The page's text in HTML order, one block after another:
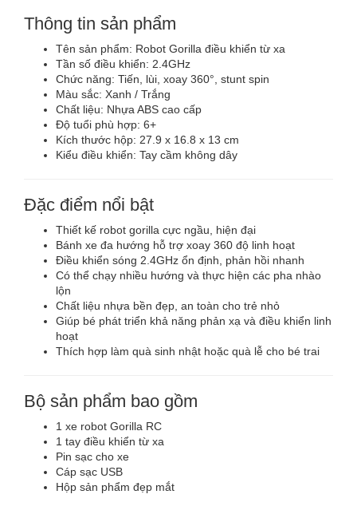
Thông tin sản phẩm
Tên sản phẩm: Robot Gorilla điều khiển từ xa
Tần số điều khiển: 2.4GHz
Chức năng: Tiến, lùi, xoay 360°, stunt spin
Màu sắc: Xanh / Trắng
Chất liệu: Nhựa ABS cao cấp
Độ tuổi phù hợp: 6+
Kích thước hộp: 27.9 x 16.8 x 13 cm
Kiểu điều khiển: Tay cầm không dây
Đặc điểm nổi bật
Thiết kế robot gorilla cực ngầu, hiện đại
Bánh xe đa hướng hỗ trợ xoay 360 độ linh hoạt
Điều khiển sóng 2.4GHz ổn định, phản hồi nhanh
Có thể chạy nhiều hướng và thực hiện các pha nhào
lộn
Chất liệu nhựa bền đẹp, an toàn cho trẻ nhỏ
Giúp bé phát triển khả năng phản xạ và điều khiển linh
hoạt
Thích hợp làm quà sinh nhật hoặc quà lễ cho bé trai
Bộ sản phẩm bao gồm
1 xe robot Gorilla RC
1 tay điều khiển từ xa
Pin sạc cho xe
Cáp sạc USB
Hộp sản phẩm đẹp mắt